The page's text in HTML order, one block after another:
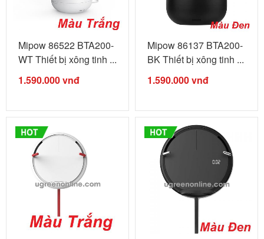
Mipow 86522 BTA200-
WT Thiết bị xông tinh ...
1.590.000vnđ
Mipow 86137 BTA200-
BK Thiết bị xông tinh ...
1.590.000vnđ